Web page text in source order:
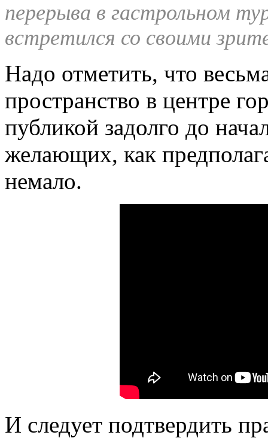
перерыва в гастрольном
встретился со своими
Надо отметить, что
пространство в центре
публикой задолго до
желающих, как
немало.
И следует подтвердить